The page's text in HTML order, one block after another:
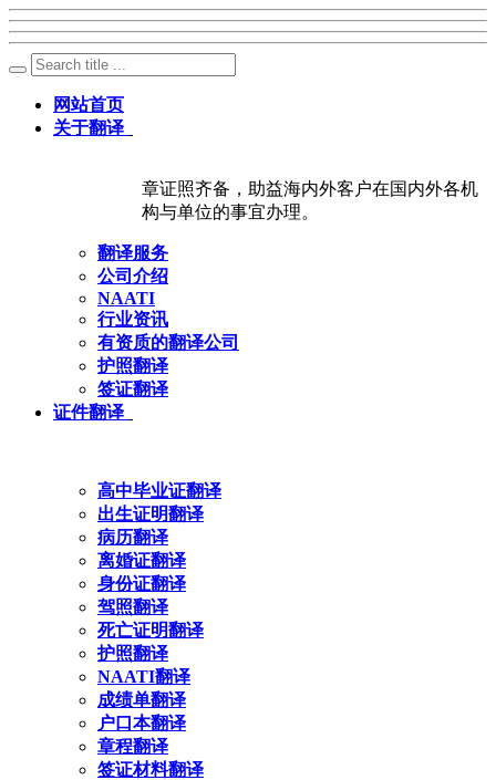
网站首页
关于翻译
章证照齐备，助益海内外客户在国内外各机
构与单位的事宜办理。
翻译服务
公司介绍
NAATI
行业资讯
有资质的翻译公司
护照翻译
签证翻译
证件翻译
高中毕业证翻译
出生证明翻译
病历翻译
离婚证翻译
身份证翻译
驾照翻译
死亡证明翻译
护照翻译
NAATI翻译
成绩单翻译
户口本翻译
章程翻译
签证材料翻译